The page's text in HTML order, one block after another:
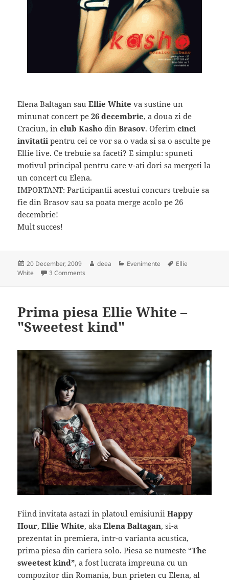
Elena Baltagan sauEllie White va sustine un
minunat concert pe26 decembrie, a doua zi de
Craciun, inclub Kasho dinBrasov. Oferim cinci
invitatii pentru cei ce vor sa o vada si sa o asculte pe
Ellie live. Ce trebuie sa faceti? E simplu: spuneti
motivul principal pentru care v-ati dori sa mergeti la
un concert cu Elena.
IMPORTANT: Participantii acestui concurs trebuie sa
fie din Brasov sau sa poata merge acolo pe 26
decembrie!
Mult succes!
Posted
on
20 December, 2009 Author
deea Categories
Evenimente Tags
Ellie
White
3 Comments
Prima piesa Ellie White –
"Sweetest kind"
Fiind invitata astazi in platoul emisiuniiHappy
Hour,Ellie White, akaElena Baltagan, si-a
prezentat in premiera, intr-o varianta acustica,
prima piesa din cariera solo. Piesa se numeste “The
sweetest kind”, a fost lucrata impreuna cu un
compozitor din Romania, bun prieten cu Elena, al